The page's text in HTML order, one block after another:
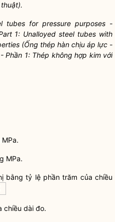
tubes for pressure purposes -
1: Unalloyed steel tubes with
(Ống thép hàn chịu áp lực -
Phần 1: Thép không hợp kim với
MPa.
bằng tỷ lệ phần trăm của chiều
chiều dài đo.